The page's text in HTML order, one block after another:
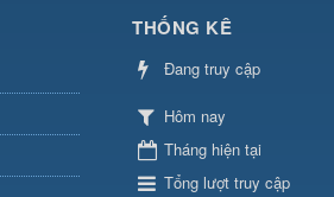
THỐNG KÊ
Đang truy cập
Hôm nay
Tháng hiện tại
Tổng lượt truy cập